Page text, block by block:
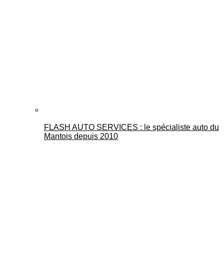
FLASH AUTO SERVICES : le spécialiste auto du
Mantois depuis 2010